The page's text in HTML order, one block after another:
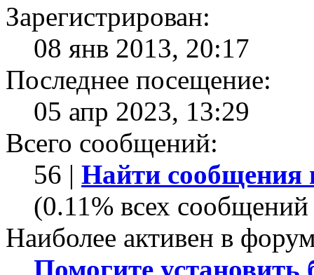
Зарегистрирован:
08 янв 2013, 20:17
Последнее посещение:
05 апр 2023, 13:29
Всего сообщений:
56 | Найти сообщения
(0.11% всех
Наиболее активен в
Помогите установить